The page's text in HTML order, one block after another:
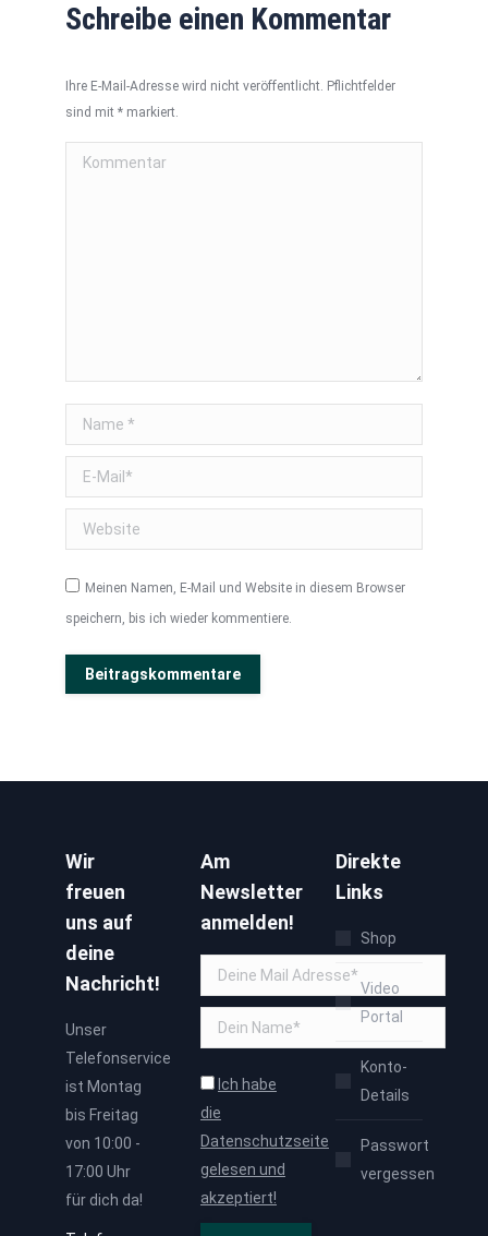
Schreibe einen Kommentar
Ihre E-Mail-Adresse wird nicht veröffentlicht. Pflichtfelder
sind mit * markiert.
Kommentar
Name *
E-Mail *
Website
Meinen Namen, E-Mail und Website in diesem Browser
speichern, bis ich wieder kommentiere.
Beitragskommentare
Wir
freuen
uns auf
deine
Nachricht!
Unser
Telefonservice
ist Montag
bis Freitag
von 10:00 -
17:00 Uhr
für dich da!
Am
Newsletter
anmelden!
Ich habe
die
Datenschutzseite
gelesen und
akzeptiert!
Direkte
Links
Shop
Video
Portal
Konto-
Details
Passwort
vergessen